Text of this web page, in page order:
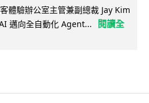
體驗辦公室主管兼副總裁 Jay Kim
邁向全自動化 Agent...
閱讀全